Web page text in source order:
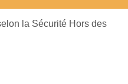
la Sécurité Hors des